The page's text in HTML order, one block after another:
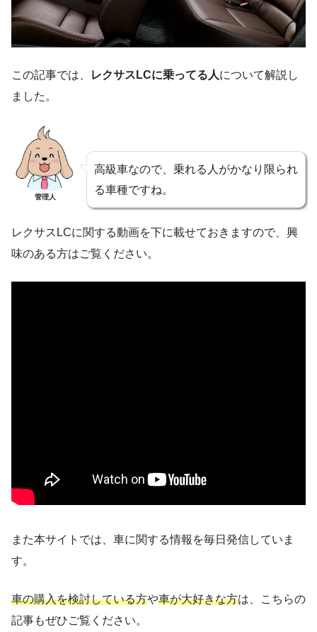
この記事では、 レクサスLCに乗ってる人について解説し
ました。
管理人
高級車なので、乗れる人がかなり限られ
る車種ですね。
レクサスLCに関する動画を下に載せておきますので、興
味のある方はご覧ください。
また本サイトでは、車に関する情報を毎日発信していま
す。
車の購入を検討している方や車が大好きな方は、こちらの
記事もぜひご覧ください。